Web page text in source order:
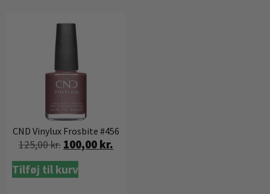
CND Vinylux Frosbite #456
125,00kr. 100,00 kr.
Tilføj til kurv